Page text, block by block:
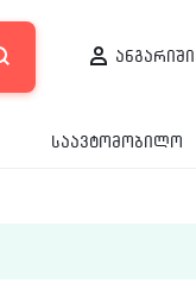
ანგარიში
საავტომობილო